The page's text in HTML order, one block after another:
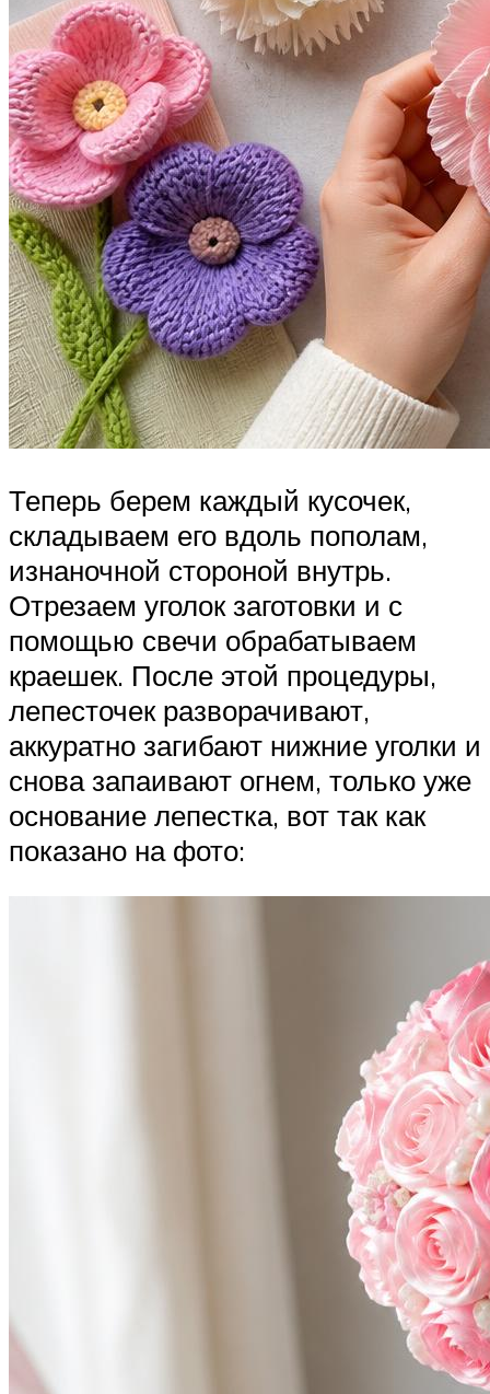
Теперь берем каждый кусочек,
складываем его вдоль пополам,
изнаночной стороной внутрь.
Отрезаем уголок заготовки и с
помощью свечи обрабатываем
краешек. После этой процедуры,
лепесточек разворачивают,
аккуратно загибают нижние уголки и
снова запаивают огнем, только уже
основание лепестка, вот так как
показано на фото: